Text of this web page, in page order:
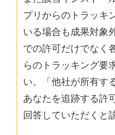
プリからのトラッキ
いる場合も成果対象
での許可だけでなく
らのトラッキング要
い。「他社が所有す
あなたを追跡する許
回答していただくと